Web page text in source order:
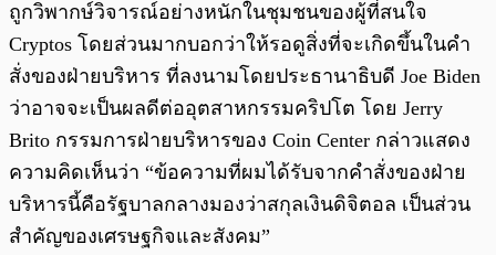
ถูกวิพากษ์วิจารณ์อย่างหนักในชุมชนของผู้ที่สนใจ
Cryptos โดยส่วนมากบอกว่าให้รอดูสิ่งที่จะเกิดขึ้นในคำ
สั่งของฝ่ายบริหาร ที่ลงนามโดยประธานาธิบดี Joe Biden
ว่าอาจจะเป็นผลดีต่ออุตสาหกรรมคริปโต โดย Jerry
Brito กรรมการฝ่ายบริหารของ Coin Center กล่าวแสดง
ความคิดเห็นว่า “ข้อความที่ผมได้รับจากคำสั่งของฝ่าย
บริหารนี้คือรัฐบาลกลางมองว่าสกุลเงินดิจิตอล เป็นส่วน
สำคัญของเศรษฐกิจและสังคม”